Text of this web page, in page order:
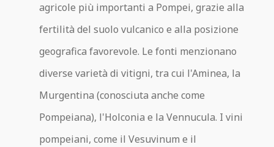
agricole più importanti a Pompei, grazie alla
fertilità del suolo vulcanico e alla posizione
geografica favorevole. Le fonti menzionano
diverse varietà di vitigni, tra cui l'Aminea, la
Murgentina (conosciuta anche come
Pompeiana), l'Holconia e la Vennucula. I vini
pompeiani, come il Vesuvinum e il